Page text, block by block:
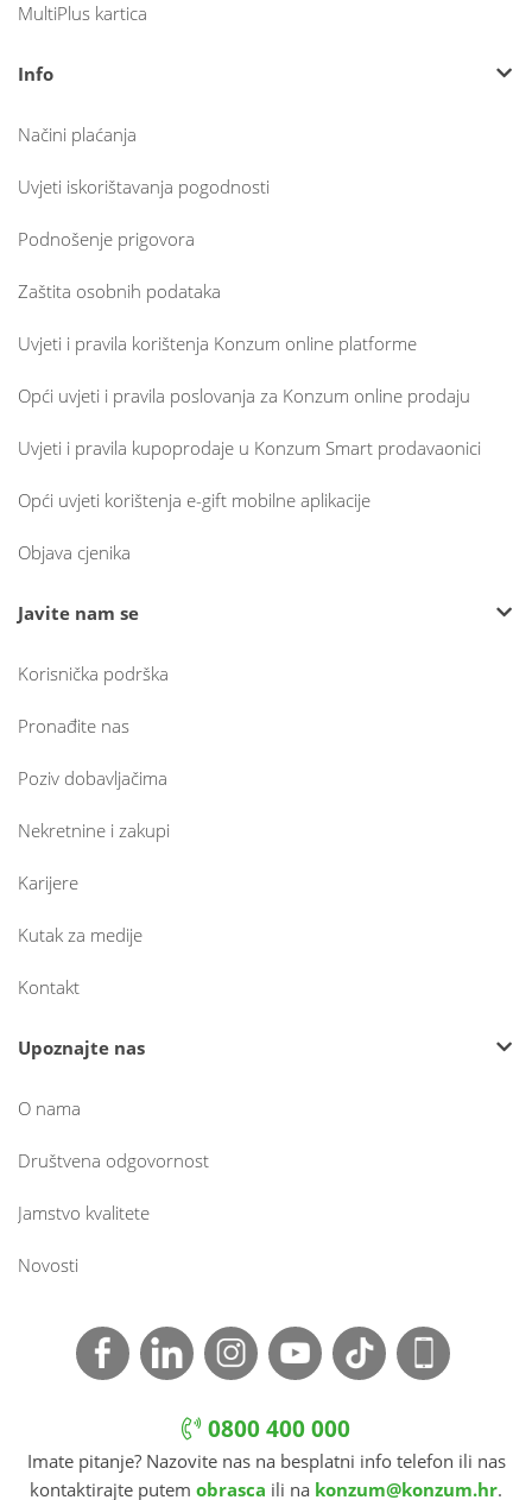
MultiPlus kartica
Info
Načini plaćanja
Uvjeti iskorištavanja pogodnosti
Podnošenje prigovora
Zaštita osobnih podataka
Uvjeti i pravila korištenja Konzum online platforme
Opći uvjeti i pravila poslovanja za Konzum online prodaju
Uvjeti i pravila kupoprodaje u Konzum Smart prodavaonici
Opći uvjeti korištenja e-gift mobilne aplikacije
Objava cjenika
Javite nam se
Korisnička podrška
Pronađite nas
Poziv dobavljačima
Nekretnine i zakupi
Karijere
Kutak za medije
Kontakt
Upoznajte nas
O nama
Društvena odgovornost
Jamstvo kvalitete
Novosti
0800 400 000
Imate pitanje? Nazovite nas na besplatni info telefon ili nas
kontaktirajte putem obrasca ili na konzum@konzum.hr.